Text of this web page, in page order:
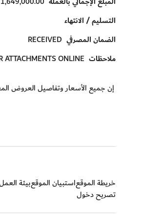
التسليم / الانتهاء
الضمان المصرفي RECEIVED
ملاحظات ATTACHMENTS ONLINE
إن جميع الأسعار وتفاصيل العروض
خريطة الموقعاستبيان الموقعبيئة
تصريح دخول